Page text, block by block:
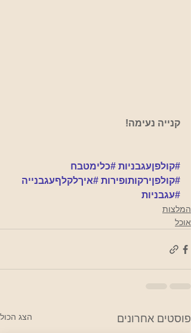
קנייה נעימה!
#קולפןעגבניות #כלימטבח
#קולפןירקותופירות #איךלקלףעגבנייה
#עגבניות
המלצות
אוכל
פוסטים אחרונים הצג הכול